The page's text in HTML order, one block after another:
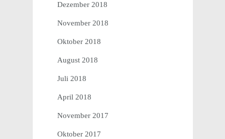
Dezember 2018
November 2018
Oktober 2018
August 2018
Juli 2018
April 2018
November 2017
Oktober 2017